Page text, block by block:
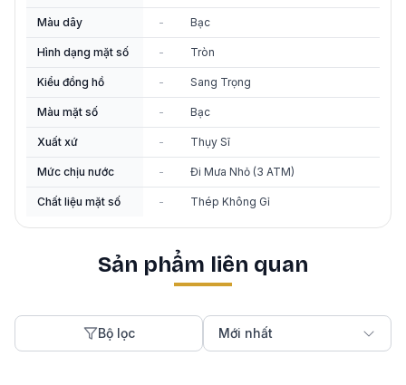
Màu dây - Bạc
Hình dạng mặt số - Tròn
Kiểu đồng hồ - Sang Trọng
Màu mặt số - Bạc
Xuất xứ - Thụy Sĩ
Mức chịu nước - Đi Mưa Nhỏ (3 ATM)
Chất liệu mặt số - Thép Không Gỉ
Sản phẩm liên quan
Bộ lọc Mới nhất